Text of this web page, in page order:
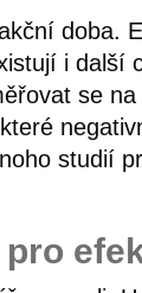
doba.
i
se
studií